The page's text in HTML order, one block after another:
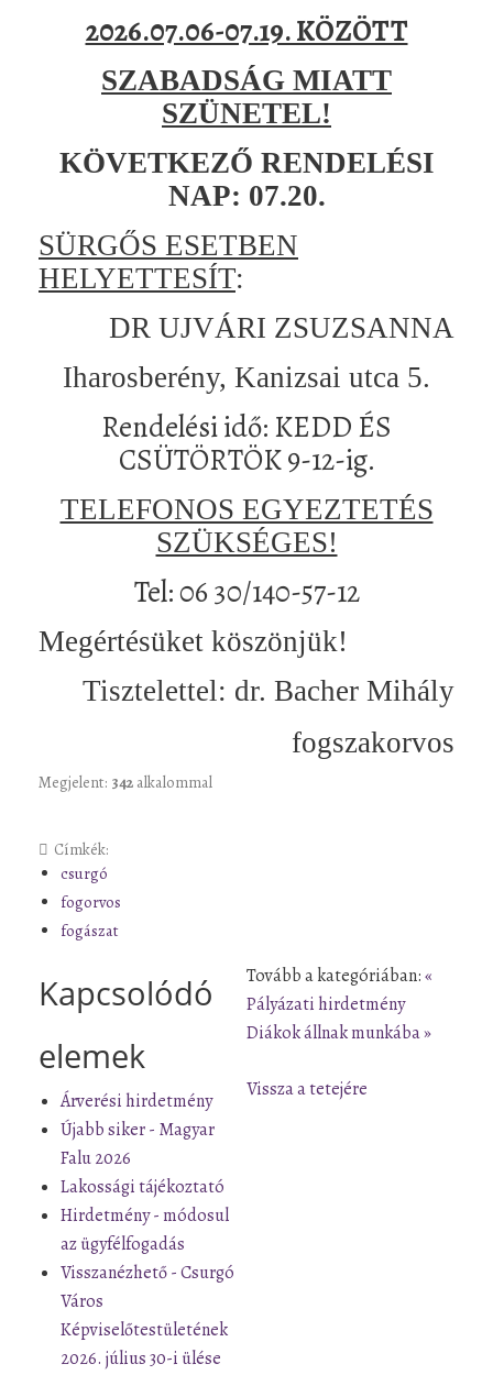
2026.07.06-07.19. KÖZÖTT
SZABADSÁG MIATT
SZÜNETEL!
KÖVETKEZŐ RENDELÉSI
NAP: 07.20.
SÜRGŐS ESETBEN
HELYETTESÍT:
DR UJVÁRI ZSUZSANNA
Iharosberény, Kanizsai utca 5.
Rendelési idő: KEDD ÉS
CSÜTÖRTÖK 9-12-ig.
TELEFONOS EGYEZTETÉS
SZÜKSÉGES!
Tel: 06 30/140-57-12
Megértésüket köszönjük!
Tisztelettel: dr. Bacher Mihály
fogszakorvos
Megjelent: 342 alkalommal
Címkék:
csurgó
fogorvos
fogászat
Kapcsolódó
elemek
Árverési hirdetmény
Újabb siker - Magyar
Falu 2026
Lakossági tájékoztató
Hirdetmény - módosul
az ügyfélfogadás
Visszanézhető - Csurgó
Város
Képviselőtestületének
2026. július 30-i ülése
Tovább a kategóriában:«
Pályázati hirdetmény
Diákok állnak munkába »
Vissza a tetejére